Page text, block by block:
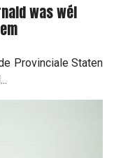
was wél
Provinciale Staten